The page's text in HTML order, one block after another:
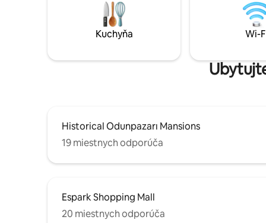
múzeí. Záhradný priestor a panské sídlo
sú
aktivít.
Kuchyňa Wi-
Historical Odunpazarı Mansions
19 miestnych odporúča
Espark Shopping Mall
20 miestnych odporúča